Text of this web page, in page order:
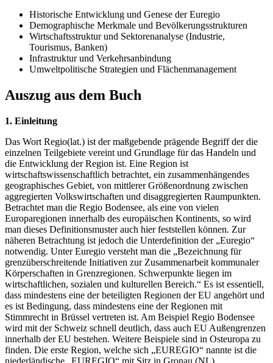
Historische Entwicklung und Genese der Euregio
Demographische Merkmale und Bevölkerungsstrukturen
Wirtschaftsstruktur und Sektorenanalyse (Industrie,
Tourismus, Banken)
Infrastruktur und Verkehrsanbindung
Umweltpolitische Strategien und Flächenmanagement
Auszug aus dem Buch
1. Einleitung
Das Wort Regio(lat.) ist der maßgebende prägende Begriff der die
einzelnen Teilgebiete vereint und Grundlage für das Handeln und
die Entwicklung der Region ist. Eine Region ist
wirtschaftswissenschaftlich betrachtet, ein zusammenhängendes
geographisches Gebiet, von mittlerer Größenordnung zwischen
aggregierten Volkswirtschaften und disaggregierten Raumpunkten.
Betrachtet man die Regio Bodensee, als eine von vielen
Europaregionen innerhalb des europäischen Kontinents, so wird
man dieses Definitionsmuster auch hier feststellen können. Zur
näheren Betrachtung ist jedoch die Unterdefinition der „Euregio“
notwendig. Unter Euregio versteht man die „Bezeichnung für
grenzüberschreitende Initiativen zur Zusammenarbeit kommunaler
Körperschaften in Grenzregionen. Schwerpunkte liegen im
wirtschaftlichen, sozialen und kulturellen Bereich.“ Es ist essentiell,
dass mindestens eine der beteiligten Regionen der EU angehört und
es ist Bedingung, dass mindestens eine der Regionen mit
Stimmrecht in Brüssel vertreten ist. Am Beispiel Regio Bodensee
wird mit der Schweiz schnell deutlich, dass auch EU Außengrenzen
innerhalb der EU bestehen. Weitere Beispiele sind in Osteuropa zu
finden. Die erste Region, welche sich „EUREGIO“ nannte ist die